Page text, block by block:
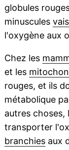
globules
minuscules
l'oxygène aux
Chez les
et les
rouges, et ils
métabolique
autres choses,
transporter
branchiesaux